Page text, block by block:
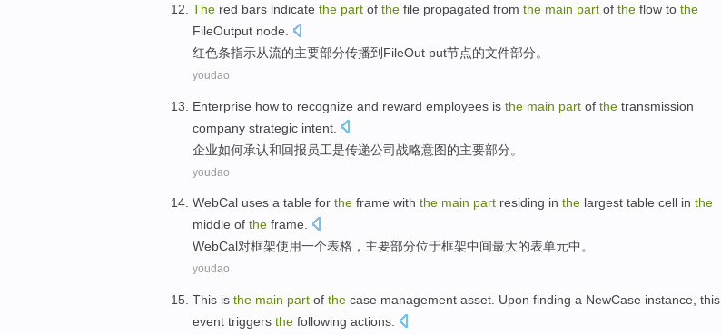
The red bars indicate the part of the file propagated from the main part of the flow to the
FileOutput node
红色条指示从流的主要部分传播到 FileOut put节点的文件部分。
youdao
Enterprise how to recognize and reward employees is the main part of the transmission
company strategic intent
企业如何承认和回报员工是传递公司战略意图的主要部分。
youdao
WebCal uses a table for the frame with the main part residing in the largest table cell in the
middle of the frame.
WebCal对框架使用一个表格 ， 主要部分位于框架中间最大的表单元中。
youdao
This is the main part of the case management asset . Upon finding a NewCase instance, this
event triggers the following actions.